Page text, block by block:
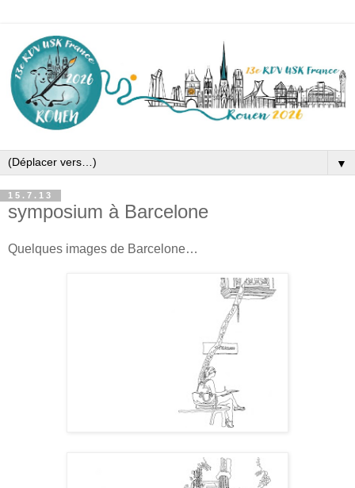
▼
15.7.13
symposium à Barcelone
Quelques images de Barcelone…